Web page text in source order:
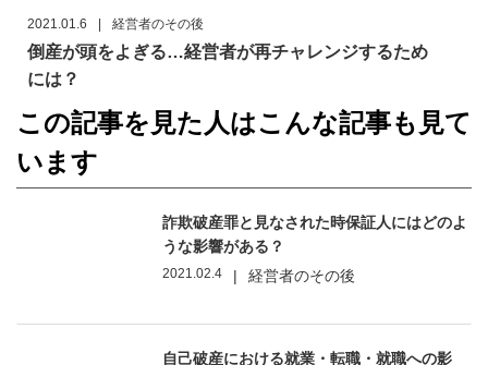
2021.01.6 経営者のその後
倒産が頭をよぎる…経営者が再チャレンジするため
には？
この記事を見た人はこんな記事も見て
います
詐欺破産罪と見なされた時保証人にはどのよ
うな影響がある？
2021.02.4 | 経営者のその後
自己破産における就業・転職・就職への影